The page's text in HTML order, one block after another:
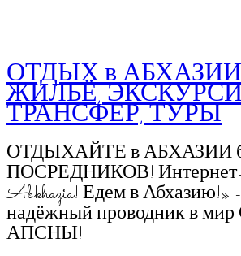
ОТДЫХ в
ЖИЛЬЁ,
ТРАНСФЕР, ТУРЫ
ОТДЫХАЙТЕ в АБХАЗИИ
ПОСРЕДНИКОВ! Интернет-
Abkhazia! Едем в
надёжный проводник в
АПСНЫ!